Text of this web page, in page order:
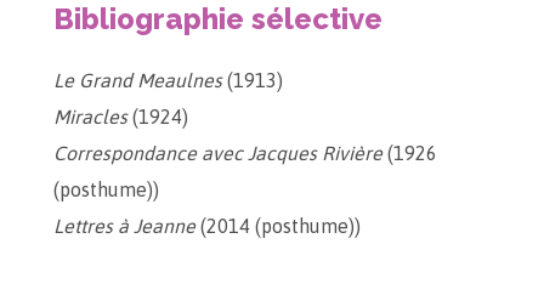
Bibliographie sélective
Le Grand Meaulnes(1913)
Miracles(1924)
Correspondance avec Jacques Rivière(1926
(posthume))
Lettres à Jeanne(2014 (posthume))